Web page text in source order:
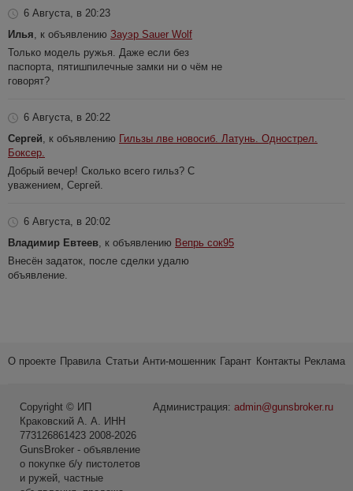
6 Августа, в 20:23
Илья , к объявлению Зауэр Sauer Wolf
Только модель ружья. Даже если без
паспорта, пятишпилечные замки ни о чём не
говорят?
6 Августа, в 20:22
Сергей , к объявлению Гильзы лве новосиб. Латунь. Однострел.
Боксер.
Добрый вечер! Сколько всего гильз? С
уважением, Сергей.
6 Августа, в 20:02
Владимир Евтеев , к объявлению Вепрь сок95
Внесён задаток, после сделки удалю
объявление.
О проекте Правила Статьи Анти-мошенник Гарант Контакты Реклама
Администрация: admin@gunsbroker.ru
Copyright © ИП
Краковский А. А. ИНН
773126861423 2008-2026
GunsBroker - объявление
о покупке б/у пистолетов
и ружей, частные